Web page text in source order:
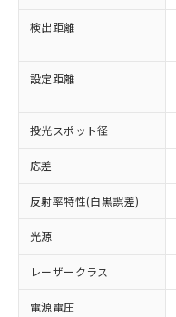
検出距離
設定距離
投光スポット径
応差
反射率特性(白黒誤差)
光源
レーザークラス
電源電圧